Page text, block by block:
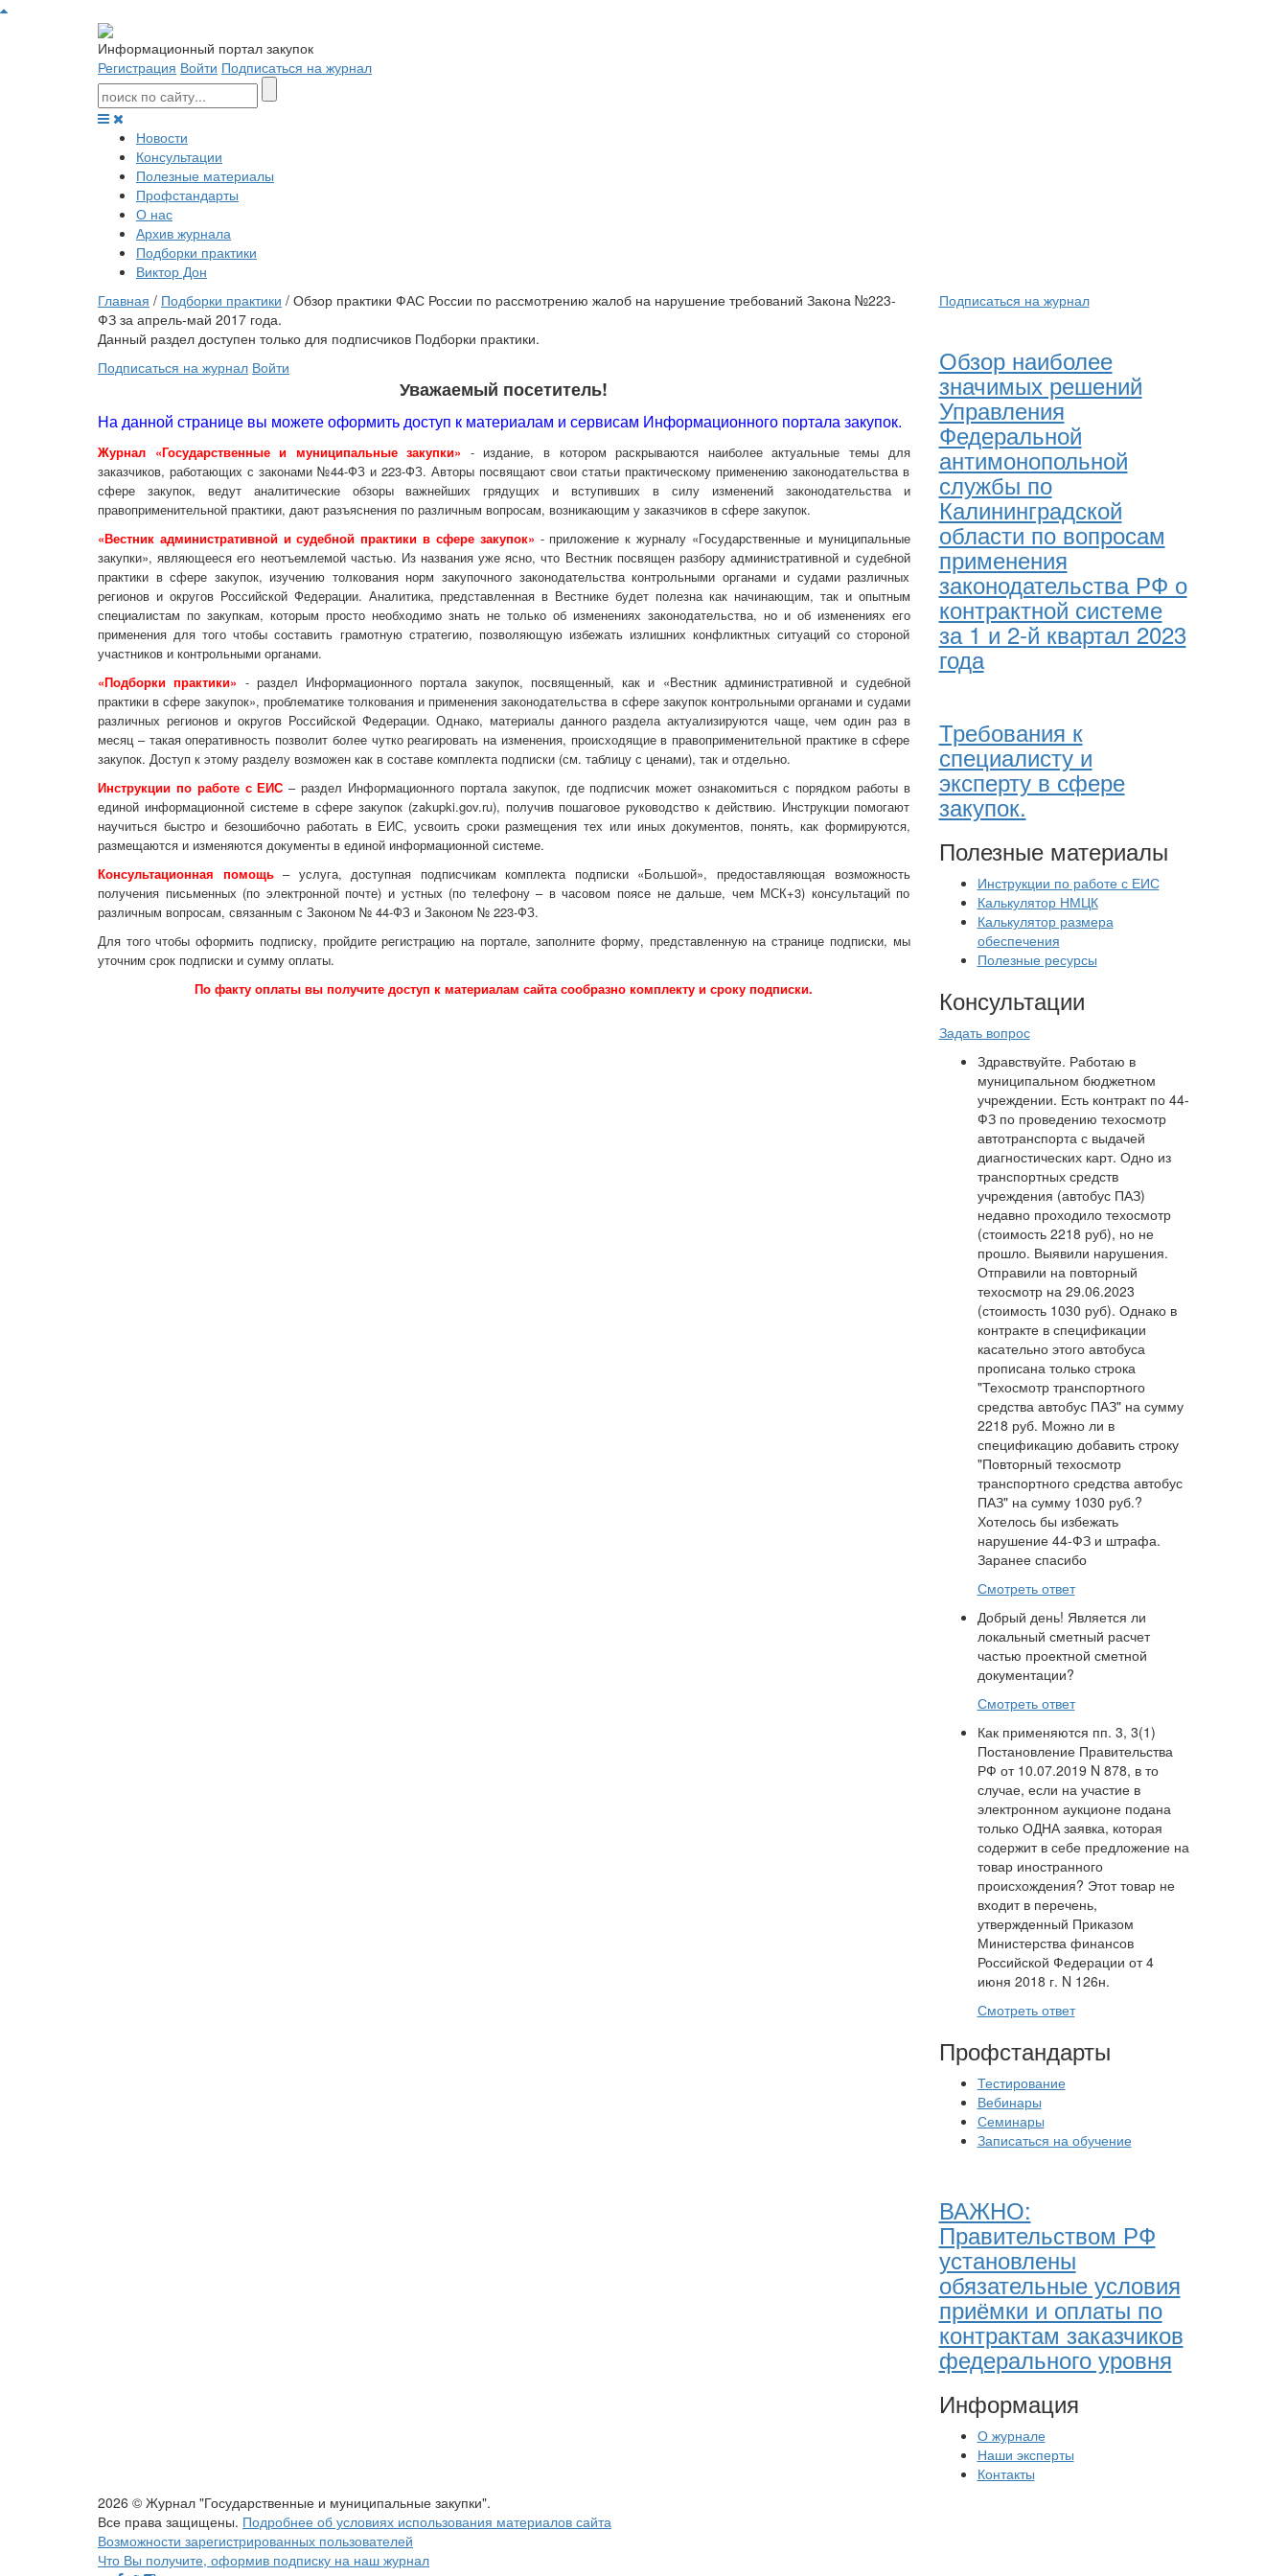
Информационный портал закупок
Регистрация Войти Подписаться на журнал
Новости
Консультации
Полезные материалы
Профстандарты
О нас
Архив журнала
Подборки практики
Виктор Дон
Главная / Подборки практики / Обзор практики ФАС России по рассмотрению жалоб на нарушение требований Закона №223-
ФЗ за апрель-май 2017 года.
Данный раздел доступен только для подписчиков Подборки практики.
Подписаться на журнал Войти
Уважаемый посетитель!
На данной странице вы можете оформить доступ к материалам и сервисам Информационного портала закупок.
Журнал «Государственные и муниципальные закупки» - издание, в котором раскрываются наиболее актуальные темы для
заказчиков, работающих с законами №44-ФЗ и 223-ФЗ. Авторы посвящают свои статьи практическому применению законодательства в
сфере закупок, ведут аналитические обзоры важнейших грядущих и вступивших в силу изменений законодательства и
правоприменительной практики, дают разъяснения по различным вопросам, возникающим у заказчиков в сфере закупок.
«Вестник административной и судебной практики в сфере закупок» - приложение к журналу «Государственные и муниципальные
закупки», являющееся его неотъемлемой частью. Из названия уже ясно, что Вестник посвящен разбору административной и судебной
практики в сфере закупок, изучению толкования норм закупочного законодательства контрольными органами и судами различных
регионов и округов Российской Федерации. Аналитика, представленная в Вестнике будет полезна как начинающим, так и опытным
специалистам по закупкам, которым просто необходимо знать не только об изменениях законодательства, но и об изменениях его
применения для того чтобы составить грамотную стратегию, позволяющую избежать излишних конфликтных ситуаций со стороной
участников и контрольными органами.
«Подборки практики» - раздел Информационного портала закупок, посвященный, как и «Вестник административной и судебной
практики в сфере закупок», проблематике толкования и применения законодательства в сфере закупок контрольными органами и судами
различных регионов и округов Российской Федерации. Однако, материалы данного раздела актуализируются чаще, чем один раз в
месяц – такая оперативность позволит более чутко реагировать на изменения, происходящие в правоприменительной практике в сфере
закупок. Доступ к этому разделу возможен как в составе комплекта подписки (см. таблицу с ценами), так и отдельно.
Инструкции по работе с ЕИС – раздел Информационного портала закупок, где подписчик может ознакомиться с порядком работы в
единой информационной системе в сфере закупок (zakupki.gov.ru), получив пошаговое руководство к действию. Инструкции помогают
научиться быстро и безошибочно работать в ЕИС, усвоить сроки размещения тех или иных документов, понять, как формируются,
размещаются и изменяются документы в единой информационной системе.
Консультационная помощь – услуга, доступная подписчикам комплекта подписки «Большой», предоставляющая возможность
получения письменных (по электронной почте) и устных (по телефону – в часовом поясе не дальше, чем МСК+3) консультаций по
различным вопросам, связанным с Законом № 44-ФЗ и Законом № 223-ФЗ.
Для того чтобы оформить подписку, пройдите регистрацию на портале, заполните форму, представленную на странице подписки, мы
уточним срок подписки и сумму оплаты.
По факту оплаты вы получите доступ к материалам сайта сообразно комплекту и сроку подписки.
Подписаться на журнал
Обзор наиболее
значимых решений
Управления
Федеральной
антимонопольной
службы по
Калининградской
области по вопросам
применения
законодательства РФ о
контрактной системе
за 1 и 2-й квартал 2023
года
Требования к
специалисту и
эксперту в сфере
закупок.
Полезные материалы
Инструкции по работе с ЕИС
Калькулятор НМЦК
Калькулятор размера
обеспечения
Полезные ресурсы
Консультации
Задать вопрос
Здравствуйте. Работаю в
муниципальном бюджетном
учреждении. Есть контракт по 44-
ФЗ по проведению техосмотр
автотранспорта с выдачей
диагностических карт. Одно из
транспортных средств
учреждения (автобус ПАЗ)
недавно проходило техосмотр
(стоимость 2218 руб), но не
прошло. Выявили нарушения.
Отправили на повторный
техосмотр на 29.06.2023
(стоимость 1030 руб). Однако в
контракте в спецификации
касательно этого автобуса
прописана только строка
"Техосмотр транспортного
средства автобус ПАЗ" на сумму
2218 руб. Можно ли в
спецификацию добавить строку
"Повторный техосмотр
транспортного средства автобус
ПАЗ" на сумму 1030 руб.?
Хотелось бы избежать
нарушение 44-ФЗ и штрафа.
Заранее спасибо
Смотреть ответ
Добрый день! Является ли
локальный сметный расчет
частью проектной сметной
документации?
Смотреть ответ
Как применяются пп. 3, 3(1)
Постановление Правительства
РФ от 10.07.2019 N 878, в то
случае, если на участие в
электронном аукционе подана
только ОДНА заявка, которая
содержит в себе предложение на
товар иностранного
происхождения? Этот товар не
входит в перечень,
утвержденный Приказом
Министерства финансов
Российской Федерации от 4
июня 2018 г. N 126н.
Смотреть ответ
Профстандарты
Тестирование
Вебинары
Семинары
Записаться на обучение
ВАЖНО:
Правительством РФ
установлены
обязательные условия
приёмки и оплаты по
контрактам заказчиков
федерального уровня
Информация
О журнале
Наши эксперты
Контакты
2026 © Журнал "Государственные и муниципальные закупки".
Все права защищены. Подробнее об условиях использования материалов сайта
Возможности зарегистрированных пользователей
Что Вы получите, оформив подписку на наш журнал